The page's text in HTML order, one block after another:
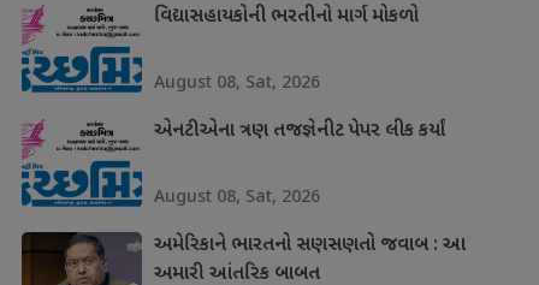
વિદ્યાસહાયકોની ભરતીનો માર્ગ મોકળો
August 08, Sat, 2026
એનટીએના ત્રણ તજજ્ઞેનીટ પેપર લીક કર્યાં
August 08, Sat, 2026
અમેરિકાને ભારતનો સણસણતો જવાબ : આ
અમારી આંતરિક બાબત